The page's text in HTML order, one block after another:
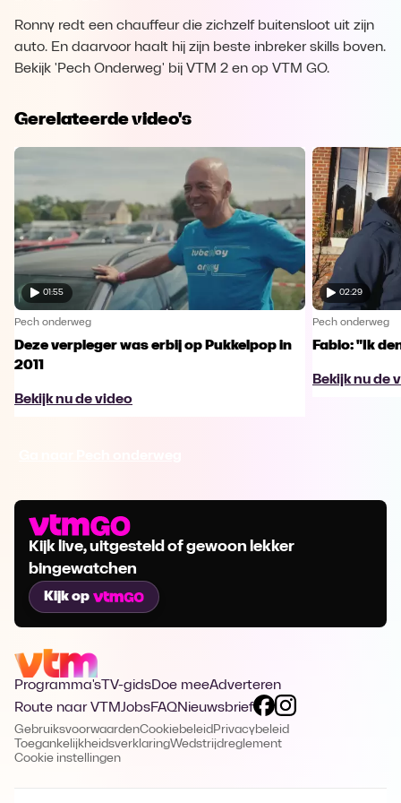
Ronny redt een chauffeur die zichzelf buitensloot uit zijn
auto. En daarvoor haalt hij zijn beste inbreker skills boven.
Bekijk 'Pech Onderweg' bij VTM 2 en op VTM GO.
Gerelateerde video's
01:55
Pech onderweg
Deze verpleger was erbij op Pukkelpop in
2011
Bekijk nu de video
02:29
Pech onderweg
Fabio: "Ik
Bekijk nu de
Kijk live, uitgesteld of gewoon lekker
bingewatchen
Kijk op
Programma's TV-gidsDoe meeAdverteren
Route naar VTMJobsFAQNieuwsbrief
GebruiksvoorwaardenCookiebeleid Privacybeleid
ToegankelijkheidsverklaringWedstrijdreglement
Cookie instellingen